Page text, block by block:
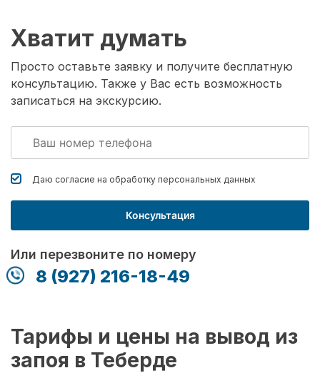
Хватит думать
Просто оставьте заявку и получите бесплатную
консультацию. Также у Вас есть возможность
записаться на экскурсию.
Даю согласие на обработку персональных данных
Консультация
Или перезвоните по номеру
8 (927) 216-18-49
Тарифы и цены на вывод из
запоя в Теберде